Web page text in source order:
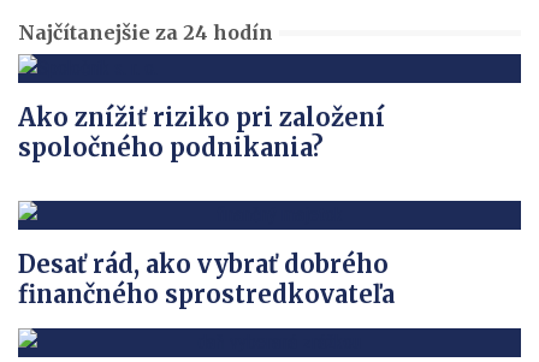
Najčítanejšie za 24 hodín
Ako znížiť riziko pri založení
spoločného podnikania?
Desať rád, ako vybrať dobrého
finančného sprostredkovateľa